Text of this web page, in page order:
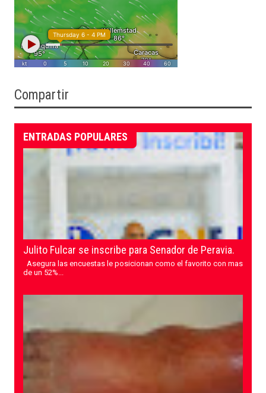
Compartir
ENTRADAS POPULARES
Julito Fulcar se inscribe para Senador de Peravia.
Asegura las encuestas le posicionan como el favorito con mas
de un 52%...